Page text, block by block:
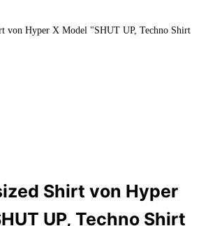
Shirt von Hyper
UP, Techno Shirt